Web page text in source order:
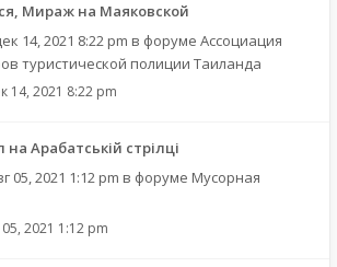
Мираж на Маяковской
14, 2021 8:22 pm в форуме Ассоциация
туристической полиции Таиланда
14, 2021 8:22 pm
на Арабатській стрілці
05, 2021 1:12 pm в форуме Мусорная
05, 2021 1:12 pm